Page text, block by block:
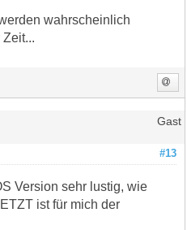
wahrscheinlich
Gast
#13
Version sehr lustig, wie
ist für mich der